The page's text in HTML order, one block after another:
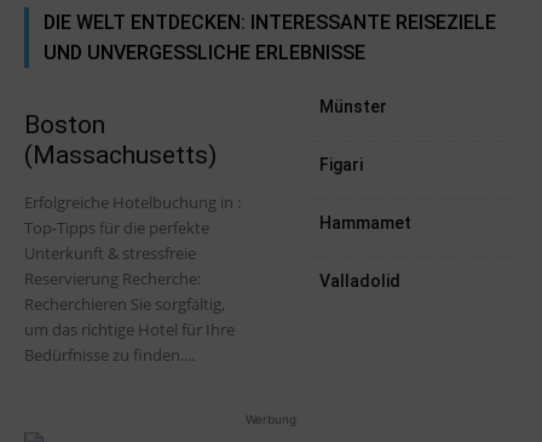
DIE WELT ENTDECKEN: INTERESSANTE REISEZIELE
UND UNVERGESSLICHE ERLEBNISSE
Boston
(Massachusetts)
Erfolgreiche Hotelbuchung in :
Top-Tipps für die perfekte
Unterkunft & stressfreie
Reservierung Recherche:
Recherchieren Sie sorgfältig,
um das richtige Hotel für Ihre
Bedürfnisse zu finden....
Münster
Figari
Hammamet
Valladolid
Werbung